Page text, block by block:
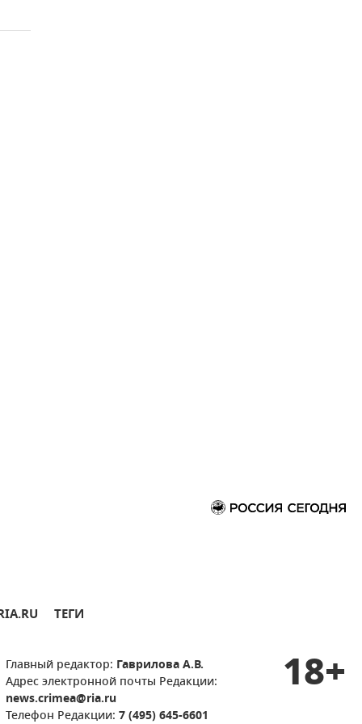
ТЕГИ
Главный редактор: Гаврилова А.В.
Адрес электронной почты Редакции:
news.crimea@ria.ru
Телефон Редакции: 7 (495) 645-6601
18+